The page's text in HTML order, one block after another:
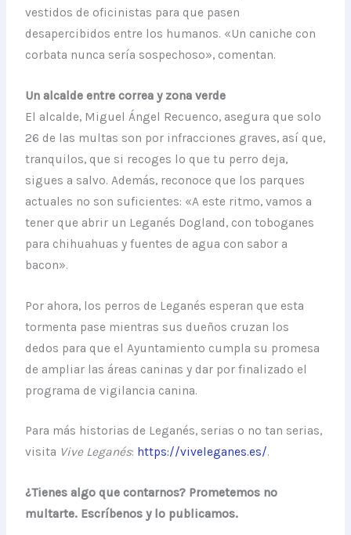
vestidos de oficinistas para que pasen
desapercibidos entre los humanos. «Un caniche con
corbata nunca sería sospechoso», comentan.
Un alcalde entre correa y zona verde
El alcalde, Miguel Ángel Recuenco, asegura que solo
26 de las multas son por infracciones graves, así que,
tranquilos, que si recoges lo que tu perro deja,
sigues a salvo. Además, reconoce que los parques
actuales no son suficientes: «A este ritmo, vamos a
tener que abrir un Leganés Dogland, con toboganes
para chihuahuas y fuentes de agua con sabor a
bacon».
Por ahora, los perros de Leganés esperan que esta
tormenta pase mientras sus dueños cruzan los
dedos para que el Ayuntamiento cumpla su promesa
de ampliar las áreas caninas y dar por finalizado el
programa de vigilancia canina.
Para más historias de Leganés, serias o no tan serias,
visita Vive Leganés: https://viveleganes.es/.
¿Tienes algo que contarnos? Prometemos no
multarte. Escríbenos y lo publicamos.